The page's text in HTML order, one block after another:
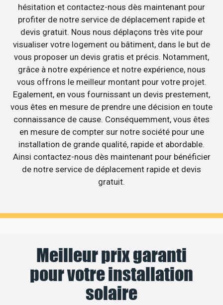
hésitation et contactez-nous dès maintenant pour
profiter de notre service de déplacement rapide et
devis gratuit. Nous nous déplaçons très vite pour
visualiser votre logement ou bâtiment, dans le but de
vous proposer un devis gratis et précis. Notamment,
grâce à notre expérience et notre expérience, nous
vous offrons le meilleur montant pour votre projet.
Egalement, en vous fournissant un devis prestement,
vous êtes en mesure de prendre une décision en toute
connaissance de cause. Conséquemment, vous êtes
en mesure de compter sur notre société pour une
installation de grande qualité, rapide et abordable.
Ainsi contactez-nous dès maintenant pour bénéficier
de notre service de déplacement rapide et devis
gratuit.
Meilleur prix garanti
pour votre installation
solaire